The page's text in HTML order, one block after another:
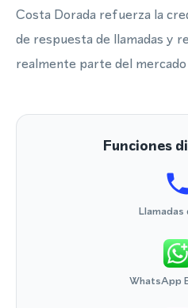
Costa Dorada refuerza la
de respuesta de llamadas y
realmente parte del
Funciones
Llamadas
WhatsApp